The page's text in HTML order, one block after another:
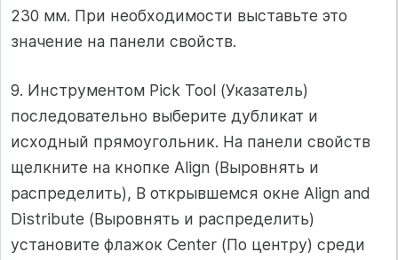
230 мм. При необходимости выставьте это
значение на панели свойств.
9. Инструментом Pick Tool (Указатель)
последовательно выберите дубликат и
исходный прямоугольник. На панели свойств
щелкните на кнопке Align (Выровнять и
распределить), В открывшемся окне Align and
Distribute (Выровнять и распределить)
установите флажок Center (По центру) среди